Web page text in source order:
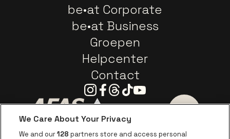
be•at Corporate
be•at Business
Groepen
Helpcenter
Contact
Instagram
Facebook
Threads
TiktokYoutube
Ga naar
We Care About Your Privacy
We and our128 partners store and access personal